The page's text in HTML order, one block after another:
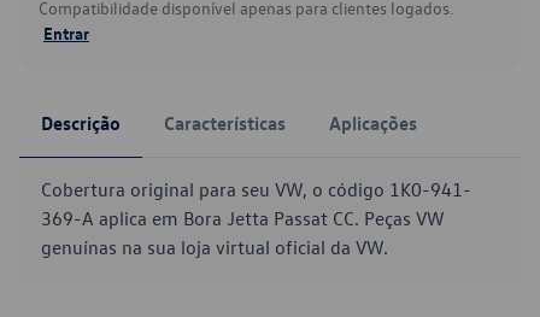
Compatibilidade disponível apenas para clientes logados.
Entrar
Descrição Características Aplicações
Cobertura original para seu VW, o código 1K0-941-
369-A aplica em Bora Jetta Passat CC. Peças VW
genuínas na sua loja virtual oficial da VW.